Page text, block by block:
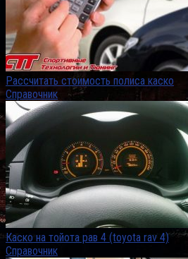
Рассчитать стоимость полиса каско
Справочник
Каско на тойота рав 4 (toyota rav 4)
Справочник